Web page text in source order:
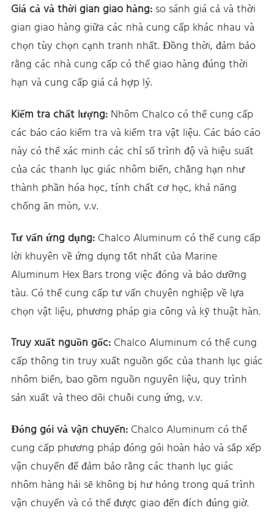
Giá cả và thời gian giao hàng:so sánh giá cả và thời
gian giao hàng giữa các nhà cung cấp khác nhau và
chọn tùy chọn cạnh tranh nhất. Đồng thời, đảm bảo
rằng các nhà cung cấp có thể giao hàng đúng thời
hạn và cung cấp giá cả hợp lý.
Kiểm tra chất lượng:Nhôm Chalco có thể cung cấp
các báo cáo kiểm tra và kiểm tra vật liệu. Các báo cáo
này có thể xác minh các chỉ số trình độ và hiệu suất
của các thanh lục giác nhôm biển, chẳng hạn như
thành phần hóa học, tính chất cơ học, khả năng
chống ăn mòn, v.v.
Tư vấn ứng dụng: Chalco Aluminum có thể cung cấp
lời khuyên về ứng dụng tốt nhất của Marine
Aluminum Hex Bars trong việc đóng và bảo dưỡng
tàu. Có thể cung cấp tư vấn chuyên nghiệp về lựa
chọn vật liệu, phương pháp gia công và kỹ thuật hàn.
Truy xuất nguồn gốc: Chalco Aluminum có thể cung
cấp thông tin truy xuất nguồn gốc của thanh lục giác
nhôm biển, bao gồm nguồn nguyên liệu, quy trình
sản xuất và theo dõi chuỗi cung ứng, v.v.
Đóng gói và vận chuyển: Chalco Aluminum có thể
cung cấp phương pháp đóng gói hoàn hảo và sắp xếp
vận chuyển để đảm bảo rằng các thanh lục giác
nhôm hàng hải sẽ không bị hư hỏng trong quá trình
vận chuyển và có thể được giao đến đích đúng giờ.